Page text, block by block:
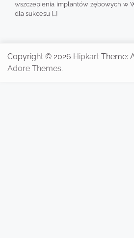
wszczepienia implantów zębowych w
dla sukcesu […]
Copyright © 2026 Hipkart Theme:
Adore Themes.